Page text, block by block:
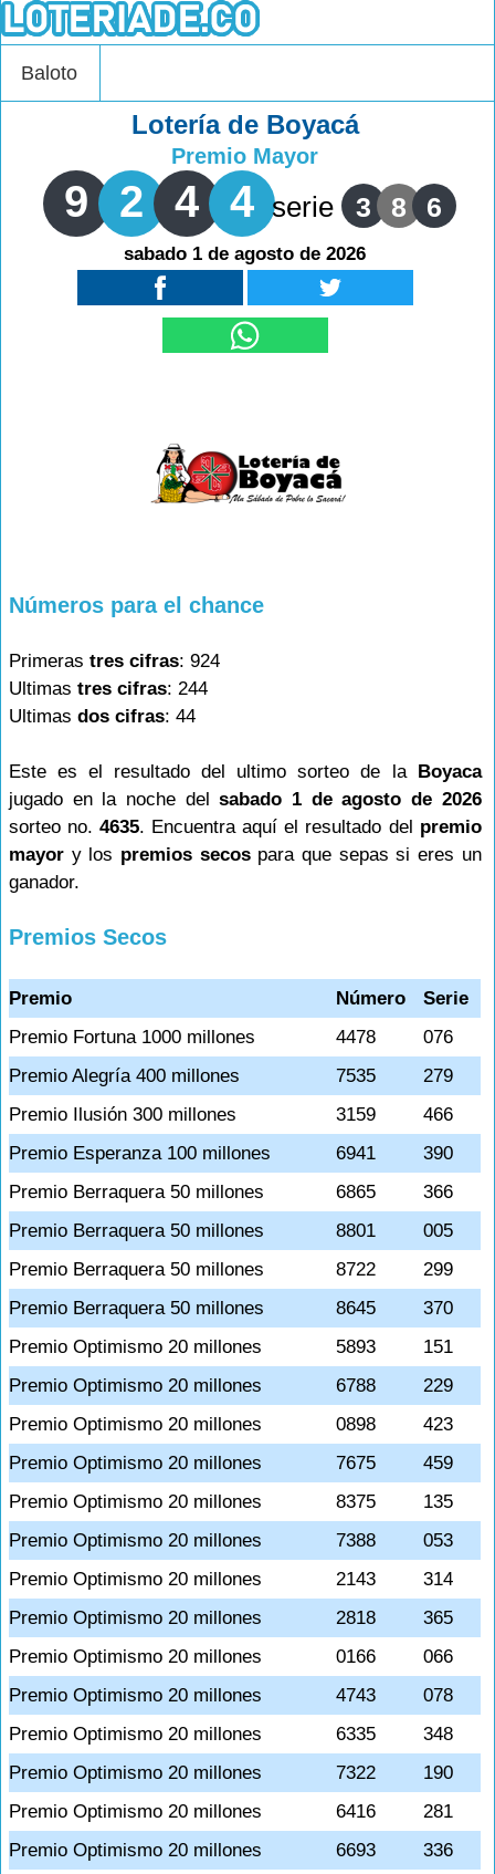
Baloto
Lotería de Boyacá
Premio Mayor
9 2 4 4 serie 3 8 6
sabado 1 de agosto de 2026
Números para el chance
Primeras tres cifras: 924
Ultimas tres cifras: 244
Ultimas dos cifras: 44
Este es el resultado del ultimo sorteo de la Boyaca
jugado en la noche delsabado 1 de agosto de 2026
sorteo no.4635. Encuentra aquí el resultado del premio
mayor y los premios secospara que sepas si eres un
ganador.
Premios Secos
Premio Número
Serie
Premio Fortuna 1000 millones
4478
076
Premio Alegría 400 millones
7535
279
Premio Ilusión 300 millones
3159
466
Premio Esperanza 100 millones
6941
390
Premio Berraquera 50 millones
6865
366
Premio Berraquera 50 millones
8801
005
Premio Berraquera 50 millones
8722
299
Premio Berraquera 50 millones
8645
370
Premio Optimismo 20 millones
5893
151
Premio Optimismo 20 millones
6788
229
Premio Optimismo 20 millones
0898
423
Premio Optimismo 20 millones
7675
459
Premio Optimismo 20 millones
8375
135
Premio Optimismo 20 millones
7388
053
Premio Optimismo 20 millones
2143
314
Premio Optimismo 20 millones
2818
365
Premio Optimismo 20 millones
0166
066
Premio Optimismo 20 millones
4743
078
Premio Optimismo 20 millones
6335
348
Premio Optimismo 20 millones
7322
190
Premio Optimismo 20 millones
6416
281
Premio Optimismo 20 millones
6693
336